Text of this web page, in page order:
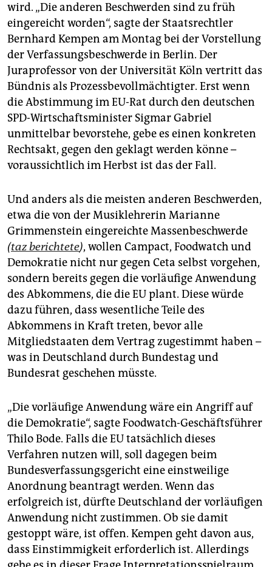
wird. „Die anderen Beschwerden sind zu früh
eingereicht worden“, sagte der Staatsrechtler
Bernhard Kempen am Montag bei der Vorstellung
der Verfassungsbeschwerde in Berlin. Der
Juraprofessor von der Universität Köln vertritt das
Bündnis als Prozessbevollmächtigter. Erst wenn
die Abstimmung im EU-Rat durch den deutschen
SPD-Wirtschaftsminister Sigmar Gabriel
unmittelbar bevorstehe, gebe es einen konkreten
Rechtsakt, gegen den geklagt werden könne –
voraussichtlich im Herbst ist das der Fall.
Und anders als die meisten anderen Beschwerden,
etwa die von der Musiklehrerin Marianne
Grimmenstein eingereichte Massenbeschwerde
(taz berichtete), wollen Campact, Foodwatch und
Demokratie nicht nur gegen Ceta selbst vorgehen,
sondern bereits gegen die vorläufige Anwendung
des Abkommens, die die EU plant. Diese würde
dazu führen, dass wesentliche Teile des
Abkommens in Kraft treten, bevor alle
Mitgliedstaaten dem Vertrag zugestimmt haben –
was in Deutschland durch Bundestag und
Bundesrat geschehen müsste.
„Die vorläufige Anwendung wäre ein Angriff auf
die Demokratie“, sagte Foodwatch-Geschäftsführer
Thilo Bode. Falls die EU tatsächlich dieses
Verfahren nutzen will, soll dagegen beim
Bundesverfassungsgericht eine einstweilige
Anordnung beantragt werden. Wenn das
erfolgreich ist, dürfte Deutschland der vorläufigen
Anwendung nicht zustimmen. Ob sie damit
gestoppt wäre, ist offen. Kempen geht davon aus,
dass Einstimmigkeit erforderlich ist. Allerdings